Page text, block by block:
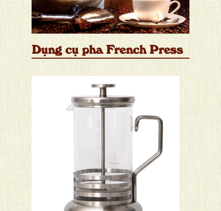
Dụng cụ pha French Press